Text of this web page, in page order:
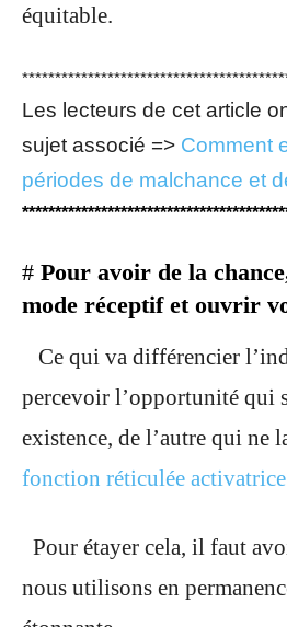
équitable.
Les lecteurs de cet article
sujet associé => Comment
périodes de malchance et
# Pour avoir de la
mode réceptif et ouvrir
Ce qui va différencier
percevoir l’opportunité qui
existence, de l’autre qui ne
fonction réticulée activatrice
Pour étayer cela, il faut
nous utilisons en